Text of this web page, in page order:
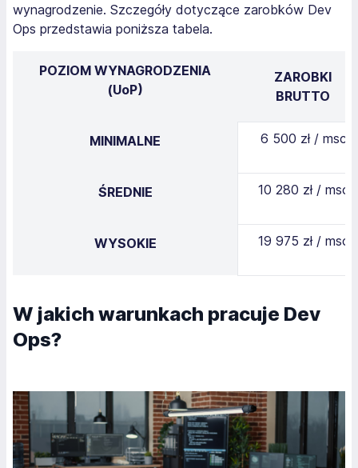
wynagrodzenie. Szczegóły dotyczące zarobków Dev
Ops przedstawia poniższa tabela.
POZIOM WYNAGRODZENIA
(UoP)
ZAROBKI
BRUTTO
MINIMALNE 6 500 zł / msc
ŚREDNIE 10 280 zł / msc
WYSOKIE 19 975 zł / msc
W jakich warunkach pracuje Dev
Ops?